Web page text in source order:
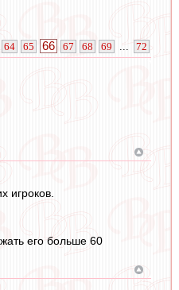
64 65 66 67 68 69 72
игроков.
его больше 60